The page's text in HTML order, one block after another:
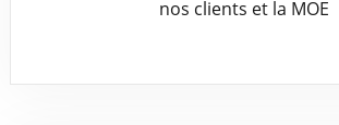
nos clients et la MOE